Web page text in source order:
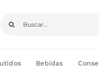
Bebidas